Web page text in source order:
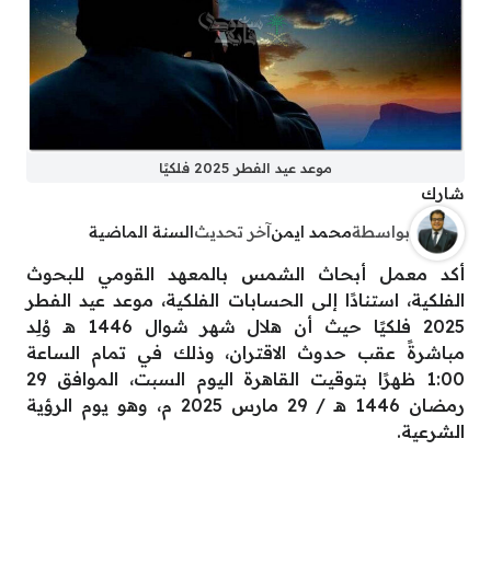
موعد عيد الفطر 2025 فلكيًا
شارك
بواسطةمحمد ايمنآخر تحديثالسنة الماضية
أكد معمل أبحاث الشمس بالمعهد القومي للبحوث
الفلكية، استنادًا إلى الحسابات الفلكية، موعد عيد الفطر
2025 فلكيًا حيث أن هلال شهر شوال 1446 هـ وُلِد
مباشرةً عقب حدوث الاقتران، وذلك في تمام الساعة
1:00 ظهرًا بتوقيت القاهرة اليوم السبت، الموافق 29
رمضان 1446 هـ / 29 مارس 2025 م، وهو يوم الرؤية
الشرعية.